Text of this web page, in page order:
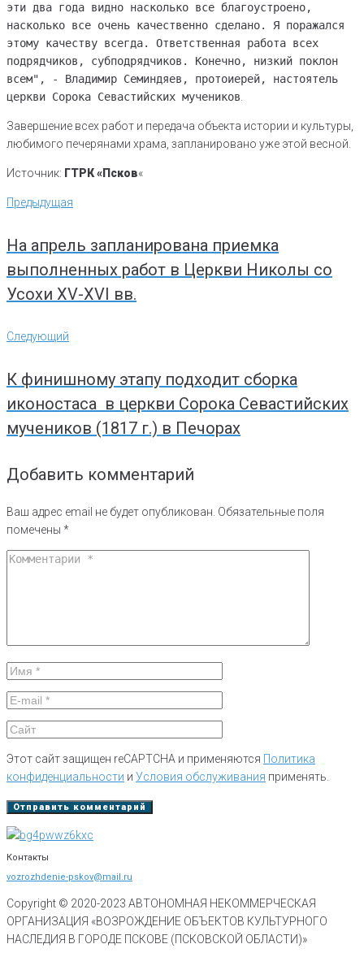
эти два года видно насколько все благоустроено,
насколько все очень качественно сделано. Я поражался
этому качеству всегда. Ответственная работа всех
подрядчиков, субподрядчиков. Конечно, низкий поклон
всем", - Владимир Семиндяев, протоиерей, настоятель
церкви Сорока Севастийских мучеников.
Завершение всех работ и передача объекта истории и культуры,
любимого печерянами храма, запланировано уже этой весной.
Источник: ГТРК «Псков«
Навигация
по
Предыдущая
Предыдущая
На апрель запланирована приемка
выполненных работ в Церкви Николы со
Усохи XV-XVI вв.
Следующий
Следующий
К финишному этапу подходит сборка
иконостаса в церкви Сорока Севастийских
мучеников (1817 г.) в Печорах
Добавить комментарий
Ваш адрес email не будет опубликован. Обязательные поля
помечены *
Этот сайт защищен reCAPTCHA и применяются Политика
конфиденциальности и Условия обслуживания применять.
Контакты
vozrozhdenie-pskov@mail.ru
Copyright © 2020-2023 АВТОНОМНАЯ НЕКОММЕРЧЕСКАЯ
ОРГАНИЗАЦИЯ «ВОЗРОЖДЕНИЕ ОБЪЕКТОВ КУЛЬТУРНОГО
НАСЛЕДИЯ В ГОРОДЕ ПСКОВЕ (ПСКОВСКОЙ ОБЛАСТИ)»